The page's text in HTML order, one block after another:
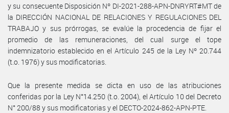
y su consecuente Disposición Nº DI-2021-288-APN-DNRYRT#MT de
la DIRECCIÓN NACIONAL DE RELACIONES Y REGULACIONES DEL
TRABAJO y sus prórrogas, se evalúe la procedencia de fijar el
promedio de las remuneraciones, del cual surge el tope
indemnizatorio establecido en el Artículo 245 de la Ley Nº 20.744
(t.o. 1976) y sus modificatorias.
Que la presente medida se dicta en uso de las atribuciones
conferidas por la Ley N°14.250 (t.o. 2004), el Artículo 10 del Decreto
N° 200/88 y sus modificatorias y el DECTO-2024-862-APN-PTE.